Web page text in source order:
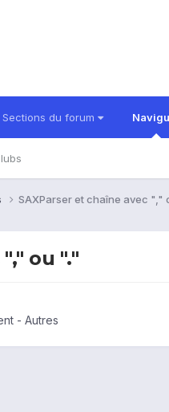
Sections du forum
SAXParser et chaîne avec ","
ou "."
- Autres